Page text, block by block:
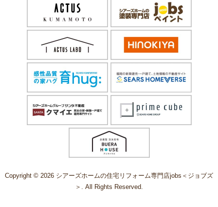
Copyright © 2026 シアーズホームの住宅リフォーム専門店jobs＜ジョブズ
＞. All Rights Reserved.